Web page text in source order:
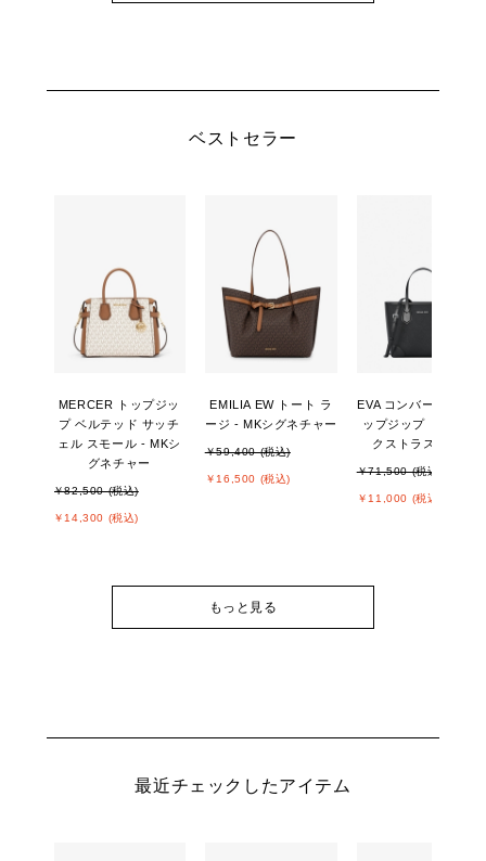
ベストセラー
MERCER トップジッ
プ ベルテッド サッチ
ェル スモール - MKシ
グネチャー
￥82,500 (税込)
￥14,300 (税込)
EMILIA EW トート ラ
ージ - MKシグネチャー
￥59,400 (税込)
￥16,500 (税込)
EVA コンバーチブル
ップジップ トート エ
クストラスモール
￥71,500 (税込)
￥11,000 (税込)
もっと見る
最近チェックしたアイテム